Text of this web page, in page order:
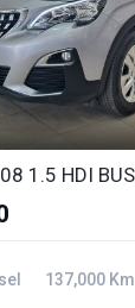
1.5 HDI
137,000 Km